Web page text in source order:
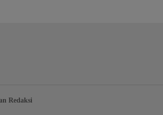
Redaksi